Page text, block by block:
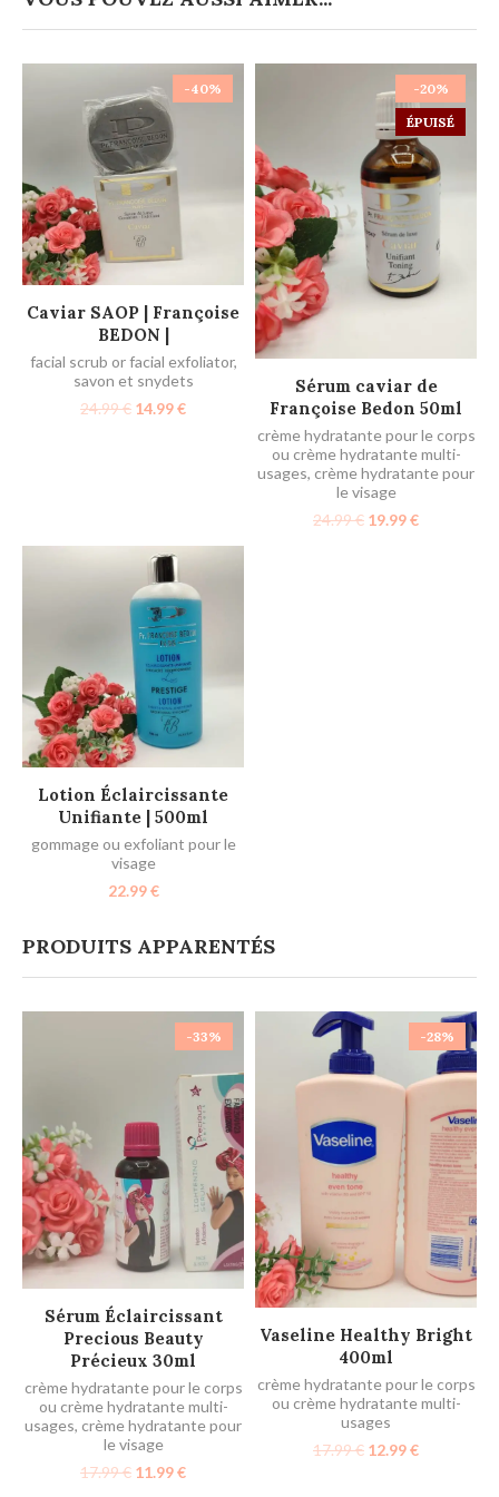
-40%
AJOUTER AU PANIER
Caviar SAOP | Françoise
BEDON |
facial scrub or facial exfoliator,
savon et snydets
24.99€ 14.99€
-20%
ÉPUISÉ
LIRE LA SUITE
Sérum caviar de
Françoise Bedon 50ml
crème hydratante pour le corps
ou crème hydratante multi-
usages, crème hydratante pour
le visage
24.99€ 19.99€
AJOUTER AU PANIER
Lotion Éclaircissante
Unifiante | 500ml
gommage ou exfoliant pour le
visage
22.99€
PRODUITS APPARENTÉS
-33%
AJOUTER AU PANIER
Sérum Éclaircissant
Precious Beauty
Précieux 30ml
crème hydratante pour le corps
ou crème hydratante multi-
usages, crème hydratante pour
le visage
17.99€ 11.99€
-28%
AJOUTER AU PANIER
Vaseline Healthy Bright
400ml
crème hydratante pour le corps
ou crème hydratante multi-
usages
17.99€ 12.99€